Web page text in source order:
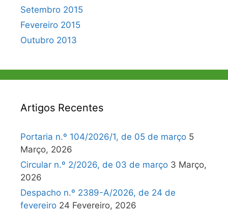
Setembro 2015
Fevereiro 2015
Outubro 2013
Artigos Recentes
Portaria n.º 104/2026/1, de 05 de março 5
Março, 2026
Circular n.º 2/2026, de 03 de março 3 Março,
2026
Despacho n.º 2389-A/2026, de 24 de
fevereiro 24 Fevereiro, 2026